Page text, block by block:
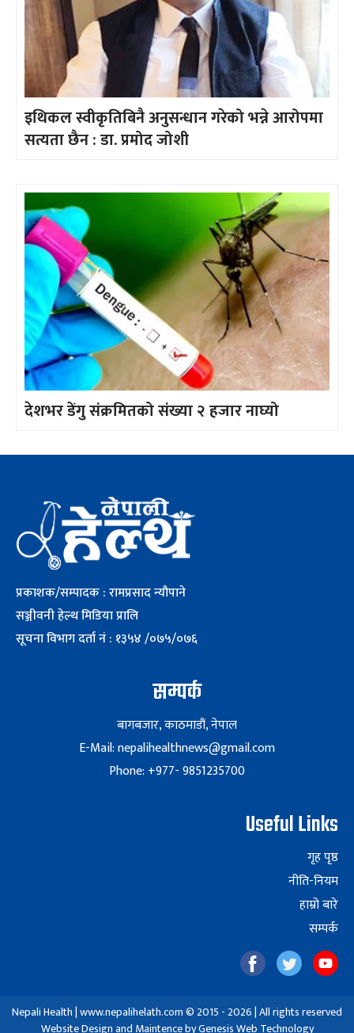
इथिकल स्वीकृतिबिनै अनुसन्धान गरेको भन्ने आरोपमा
सत्यता छैन : डा. प्रमोद जोशी
देशभर डेंगु संक्रमितको संख्या २ हजार नाघ्यो
प्रकाशक/सम्पादक : रामप्रसाद न्यौपाने
सञ्जीवनी हेल्थ मिडिया प्रालि
सूचना विभाग दर्ता नं : १३५४ /०७५/०७६
सम्पर्क
बागबजार, काठमाडौं, नेपाल
E-Mail: nepalihealthnews@gmail.com
Phone: +977- 9851235700
Useful Links
गृह पृष्ठ
नीति-नियम
हाम्रो बारे
सम्पर्क
Nepali Health | www.nepalihelath.com © 2015 - 2026 | All rights reserved
Website Design and Maintence byGenesis Web Technology